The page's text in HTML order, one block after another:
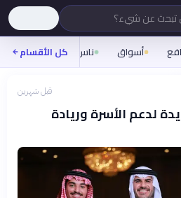
عن شيء؟
أسواق ناس روح
كل الأقسام
قبل شهرين
لدعم الأسرة وريادة